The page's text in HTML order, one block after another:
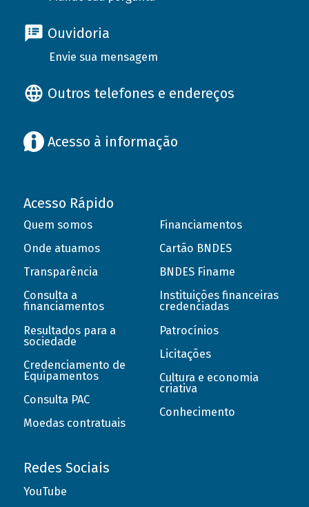
Ouvidoria
Envie sua mensagem
Outros telefones e endereços
Acesso à informação
Acesso Rápido
Quem somos
Onde atuamos
Transparência
Consulta a
financiamentos
Resultados para a
sociedade
Credenciamento de
Equipamentos
Consulta PAC
Moedas contratuais
Financiamentos
Cartão BNDES
BNDES Finame
Instituições financeiras
credenciadas
Patrocínios
Licitações
Cultura e economia
criativa
Conhecimento
Redes Sociais
YouTube